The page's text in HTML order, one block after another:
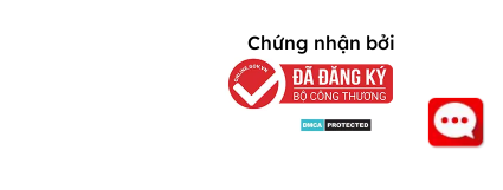
Chứng nhận bởi